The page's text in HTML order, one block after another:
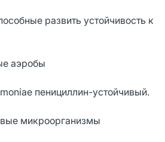
развить устойчивость к
аэробы
пенициллин-устойчивый.
микроорганизмы